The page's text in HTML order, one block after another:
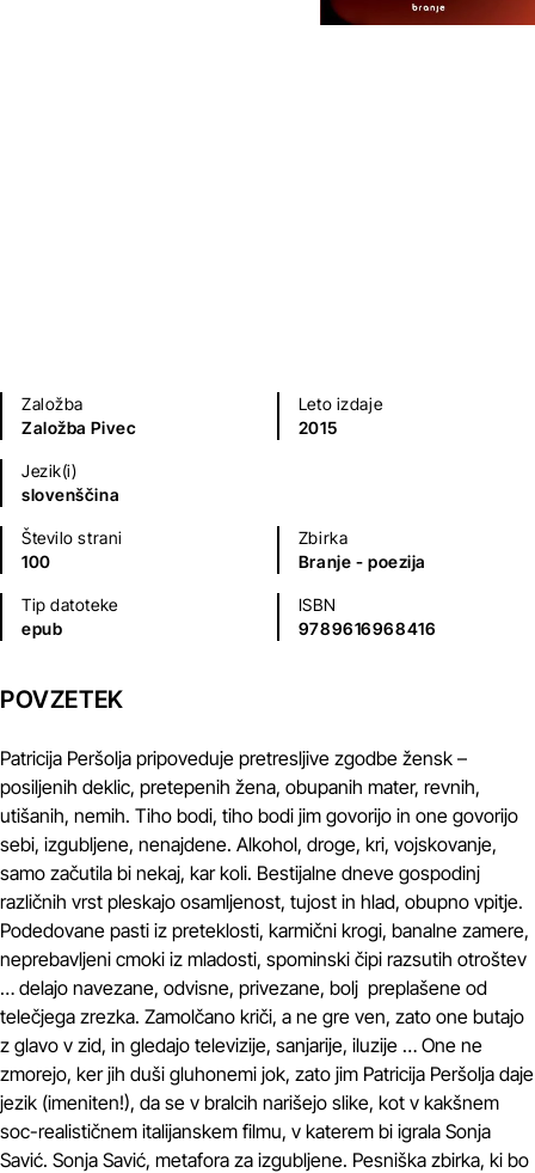
Založba
Založba Pivec
Leto izdaje
2015
Jezik(i)
slovenščina
Število strani
100
Zbirka
Branje - poezija
Tip datoteke
epub
ISBN
9789616968416
POVZETEK
Patricija Peršolja pripoveduje pretresljive zgodbe žensk –
posiljenih deklic, pretepenih žena, obupanih mater, revnih,
utišanih, nemih. Tiho bodi, tiho bodi jim govorijo in one govorijo
sebi, izgubljene, nenajdene. Alkohol, droge, kri, vojskovanje,
samo začutila bi nekaj, kar koli. Bestijalne dneve gospodinj
različnih vrst pleskajo osamljenost, tujost in hlad, obupno vpitje.
Podedovane pasti iz preteklosti, karmični krogi, banalne zamere,
neprebavljeni cmoki iz mladosti, spominski čipi razsutih otroštev
… delajo navezane, odvisne, privezane, bolj preplašene od
telečjega zrezka. Zamolčano kriči, a ne gre ven, zato one butajo
z glavo v zid, in gledajo televizije, sanjarije, iluzije … One ne
zmorejo, ker jih duši gluhonemi jok, zato jim Patricija Peršolja daje
jezik (imeniten!), da se v bralcih narišejo slike, kot v kakšnem
soc-realističnem italijanskem filmu, v katerem bi igrala Sonja
Savić. Sonja Savić, metafora za izgubljene. Pesniška zbirka, ki bo